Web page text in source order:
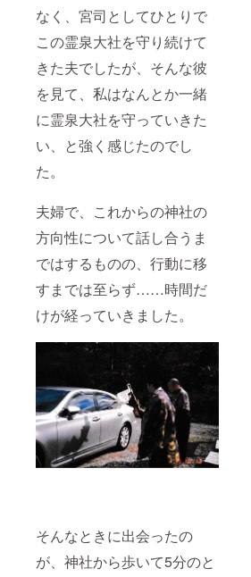
なく、宮司としてひとりで
この霊泉大社を守り続けて
きた夫でしたが、そんな彼
を見て、私はなんとか一緒
に霊泉大社を守っていきた
い、と強く感じたのでし
た。
夫婦で、これからの神社の
方向性について話し合うま
ではするものの、行動に移
すまでは至らず……時間だ
けが経っていきました。
そんなときに出会ったの
が、神社から歩いて5分のと